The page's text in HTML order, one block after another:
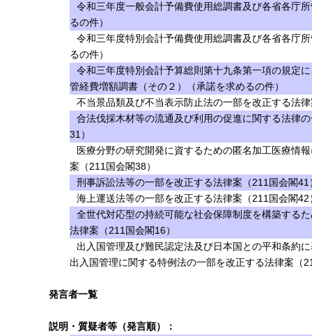
令和三年度一般会計予備費使用総調書及び各省各庁
るの件）
令和三年度特別会計予備費使用総調書及び各省各庁
るの件）
令和三年度特別会計予算総則第十九条第一項の規定
管経費増額調書（その２）（承諾を求めるの件）
不当景品類及び不当表示防止法の一部を改正する法
合法伐採木材等の流通及び利用の促進に関する法律
31）
医療分野の研究開発に資するための匿名加工医療情
案（211国会閣38）
刑事訴訟法等の一部を改正する法律案（211国会閣41
海上運送法等の一部を改正する法律案（211国会閣42
全世代対応型の持続可能な社会保障制度を構築する
法律案（211国会閣16）
出入国管理及び難民認定法及び日本国との平和条約
出入国管理に関する特例法の一部を改正する法律案（
発言者一覧
説明・質疑者等（発言順）：